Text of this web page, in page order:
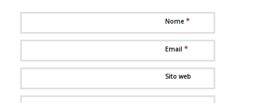
Nome *
Email *
Sito web